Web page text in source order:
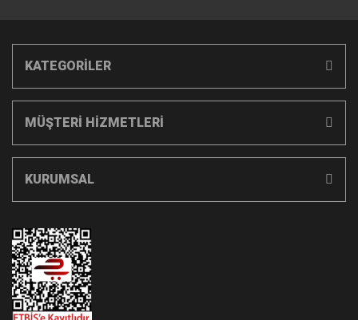
KATEGORİLER
MÜŞTERİ HİZMETLERİ
KURUMSAL